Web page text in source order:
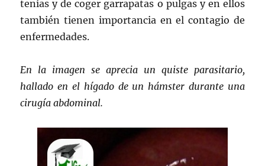
tenias y de coger garrapatas o pulgas y en ellos
también tienen importancia en el contagio de
enfermedades.
En la imagen se aprecia un quiste parasitario,
hallado en el hígado de un hámster durante una
cirugía abdominal.